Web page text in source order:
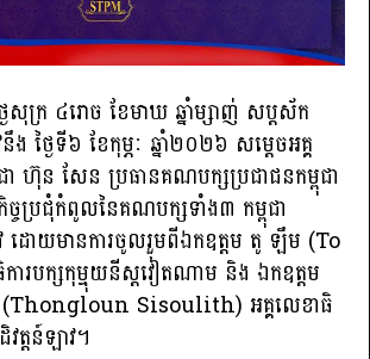
ៃសុក្រ ៤រោច ខែមាឃ ឆ្នាំម្សាញ់ សប្តស័ក
ថ្ងៃទី៦ ខែកុម្ភៈ ឆ្នាំ២០២៦ សម្ដេចអគ្គ
ហ៊ុន សែន ប្រធានគណបក្សប្រជាជនកម្ពុជា
ចប្រជុំកំពូលនៃគណបក្សទាំង៣ កម្ពុជា
ោយមានការចូលរួមពីឯកឧត្តម តូ ឡឹម (To
ារបក្សកុម្មុយនីស្តវៀតណាម និង ឯកឧត្តម
Sisoulith) អគ្គលេខាធិ
ត្តន៍ឡាវ។